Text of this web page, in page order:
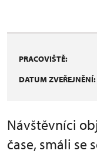
PRACOVIŠTĚ:
DATUM ZVEŘEJNĚNÍ:
Návštěvníci
čase, smáli se